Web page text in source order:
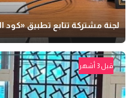
لجنة مشتركة تتابع تطبيق «كود
قبل 3 أشهر